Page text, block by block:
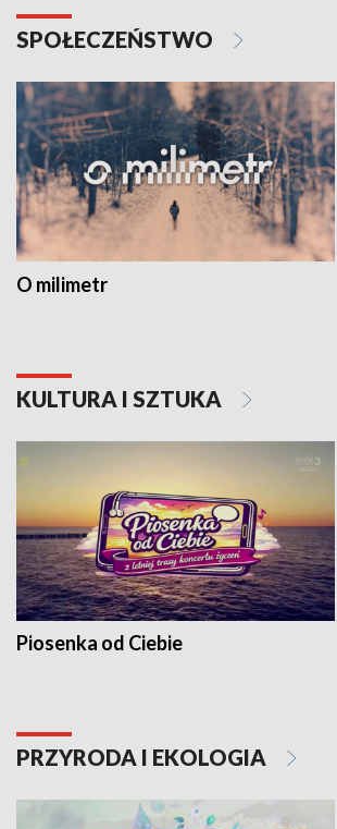
SPOŁECZEŃSTWO
O milimetr
KULTURA I SZTUKA
Piosenka od Ciebie
PRZYRODA I EKOLOGIA